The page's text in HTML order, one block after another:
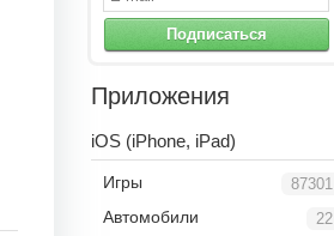
Подписаться
Приложения
iOS (iPhone, iPad)
87301
Игры
22
Автомобили